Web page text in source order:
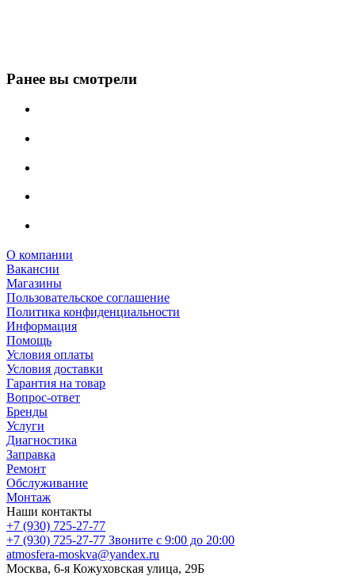
Ранее вы смотрели
О компании
Вакансии
Магазины
Пользовательское соглашение
Политика конфиденциальности
Информация
Помощь
Условия оплаты
Условия доставки
Гарантия на товар
Вопрос-ответ
Бренды
Услуги
Диагностика
Заправка
Ремонт
Обслуживание
Монтаж
Наши контакты
+7 (930) 725-27-77
+7 (930) 725-27-77 Звоните с 9:00 до 20:00
atmosfera-moskva@yandex.ru
Москва, 6-я Кожуховская улица, 29Б